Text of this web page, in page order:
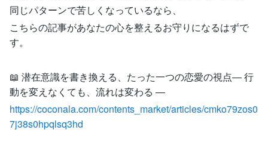
同じパターンで苦しくなっているなら、
こちらの記事があなたの心を整えるお守りになるはずで
す。
📖 潜在意識を書き換える、たった一つの恋愛の視点― 行
動を変えなくても、流れは変わる ―
https://coconala.com/contents_market/articles/cmko79zos0
7j38s0hpqlsq3hd